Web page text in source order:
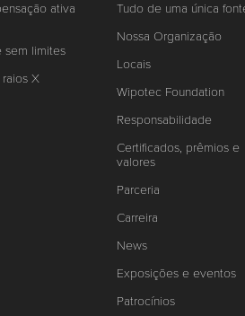
ativa
sem limites
X
Tudo de uma única
Nossa Organização
Locais
Wipotec Foundation
Responsabilidade
Certificados, prêmios e
valores
Parceria
Carreira
News
Exposições e eventos
Patrocínios